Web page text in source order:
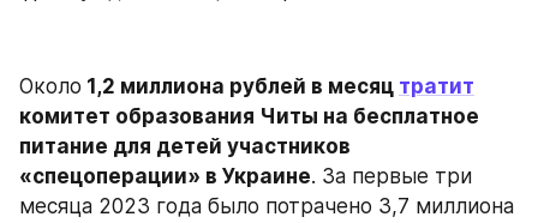
Около 1,2 миллиона рублей в месяц тратит
комитет образования Читы на бесплатное
питание для детей участников
«спецоперации» в Украине. За первые три
месяца 2023 года было потрачено 3,7 миллиона